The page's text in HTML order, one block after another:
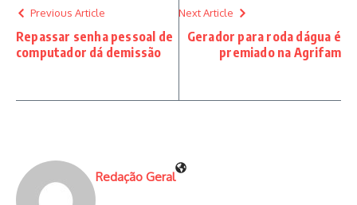
Previous Article
Repassar senha pessoal de
computador dá demissão
Next Article
Gerador para roda dágua é
premiado na Agrifam
Redação Geral